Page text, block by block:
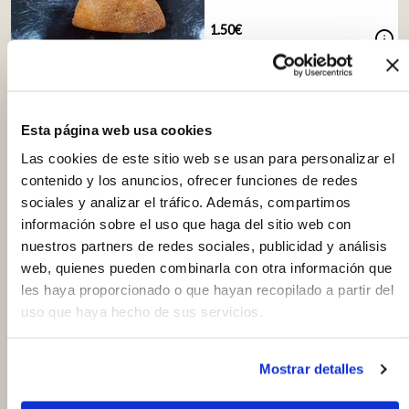
Esta página web usa cookies
Las cookies de este sitio web se usan para personalizar el
contenido y los anuncios, ofrecer funciones de redes
sociales y analizar el tráfico. Además, compartimos
información sobre el uso que haga del sitio web con
nuestros partners de redes sociales, publicidad y análisis
web, quienes pueden combinarla con otra información que
les haya proporcionado o que hayan recopilado a partir del
uso que haya hecho de sus servicios.
Mostrar detalles
1.50€
27.27€ / kg info
55 g aprox.
1.50€
55 g 27.27€ / kg
shopping_cart
Rosegones, 250 g aprox.